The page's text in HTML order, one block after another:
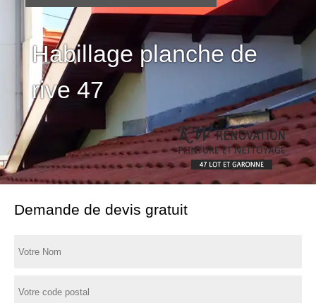
Habillage planche de
rive 47
Demande de devis gratuit